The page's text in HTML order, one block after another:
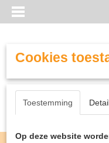
Cookies
Toestemming
Op deze website